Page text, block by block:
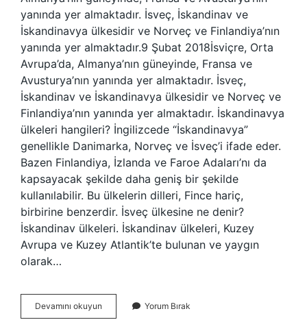
yanında yer almaktadır. İsveç, İskandinav ve
İskandinavya ülkesidir ve Norveç ve Finlandiya’nın
yanında yer almaktadır.9 Şubat 2018İsviçre, Orta
Avrupa’da, Almanya’nın güneyinde, Fransa ve
Avusturya’nın yanında yer almaktadır. İsveç,
İskandinav ve İskandinavya ülkesidir ve Norveç ve
Finlandiya’nın yanında yer almaktadır. İskandinavya
ülkeleri hangileri? İngilizcede “İskandinavya”
genellikle Danimarka, Norveç ve İsveç’i ifade eder.
Bazen Finlandiya, İzlanda ve Faroe Adaları’nı da
kapsayacak şekilde daha geniş bir şekilde
kullanılabilir. Bu ülkelerin dilleri, Fince hariç,
birbirine benzerdir. İsveç ülkesine ne denir?
İskandinav ülkeleri. İskandinav ülkeleri, Kuzey
Avrupa ve Kuzey Atlantik’te bulunan ve yaygın
olarak…
Devamını okuyun
Iskandinav
Yorum Bırak